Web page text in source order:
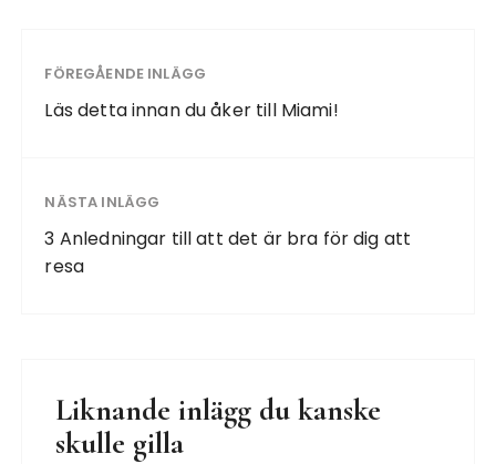
FÖREGÅENDE INLÄGG
Läs detta innan du åker till Miami!
NÄSTA INLÄGG
3 Anledningar till att det är bra för dig att
resa
Liknande inlägg du kanske
skulle gilla